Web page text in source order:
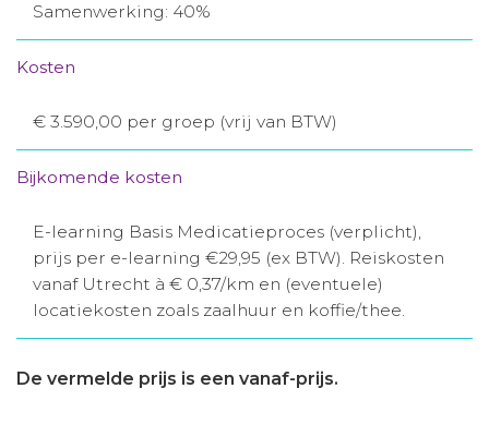
Samenwerking: 40%
Kosten
€ 3.590,00 per groep (vrij van BTW)
Bijkomende kosten
E-learning Basis Medicatieproces (verplicht),
prijs per e-learning €29,95 (ex BTW). Reiskosten
vanaf Utrecht à € 0,37/km en (eventuele)
locatiekosten zoals zaalhuur en koffie/thee.
De vermelde prijs is een vanaf-prijs.